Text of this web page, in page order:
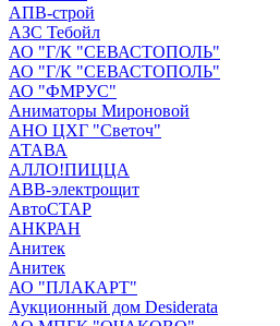
АПВ-строй
АЗС Тебойл
АО "Г/К "СЕВАСТОПОЛЬ"
АО "Г/К "СЕВАСТОПОЛЬ"
АО "ФМРУС"
Аниматоры Мироновой
АНО ЦХГ "Светоч"
АТАВА
АЛЛО!ПИЦЦА
АВВ-электрощит
АвтоСТАР
АНКРАН
Анитек
Анитек
АО "ПЛАКАРТ"
Аукционный дом Desiderata